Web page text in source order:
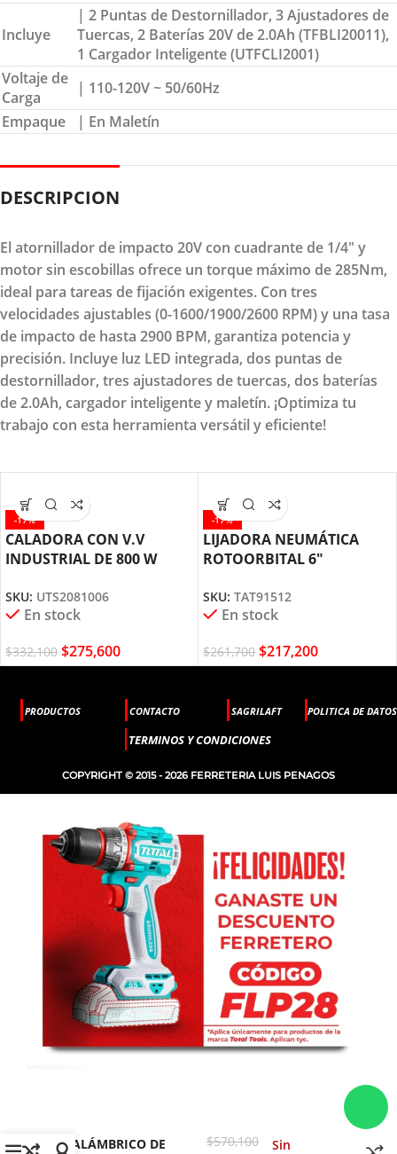
Incluye
| 2 Puntas de Destornillador, 3 Ajustadores de
Tuercas, 2 Baterías 20V de 2.0Ah (TFBLI20011),
1 Cargador Inteligente (UTFCLI2001)
Voltaje de
Carga
| 110-120V ~ 50/60Hz
Empaque
| En Maletín
DESCRIPCION
El atornillador de impacto 20V con cuadrante de 1/4" y
motor sin escobillas ofrece un torque máximo de 285Nm,
ideal para tareas de fijación exigentes. Con tres
velocidades ajustables (0-1600/1900/2600 RPM) y una tasa
de impacto de hasta 2900 BPM, garantiza potencia y
precisión. Incluye luz LED integrada, dos puntas de
destornillador, tres ajustadores de tuercas, dos baterías
de 2.0Ah, cargador inteligente y maletín. ¡Optimiza tu
trabajo con esta herramienta versátil y eficiente!
-17%
CALADORA CON V.V
INDUSTRIAL DE 800 W
SKU: UTS2081006
En stock
$332,100 $275,600
-17%
LIJADORA NEUMÁTICA
ROTOORBITAL 6″
SKU: TAT91512
En stock
$261,700 $217,200
PRODUCTOS CONTACTO SAGRILAFT POLITICA DE DATOS
TERMINOS Y CONDICIONES
COPYRIGHT © 2015 - 2026 FERRETERIA LUIS PENAGOS
INALÁMBRICO DE
$570,100
Sin